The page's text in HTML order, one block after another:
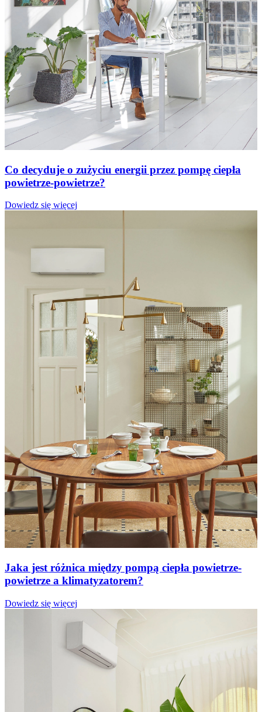
Co decyduje o zużyciu energii przez pompę ciepła
powietrze-powietrze?
Dowiedz się więcej
Jaka jest różnica między pompą ciepła powietrze-
powietrze a klimatyzatorem?
Dowiedz się więcej